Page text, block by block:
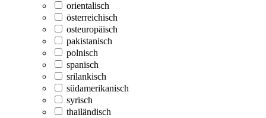
orientalisch
österreichisch
osteuropäisch
pakistanisch
polnisch
spanisch
srilankisch
südamerikanisch
syrisch
thailändisch